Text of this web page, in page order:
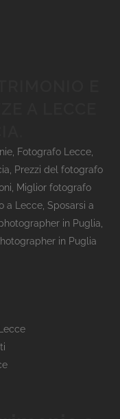
, Fotografo Lecce,
Prezzi del fotografo
Miglior fotografo
a Lecce Sposarsi a
in Puglia,
in Puglia